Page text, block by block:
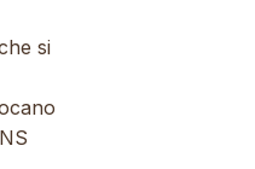
si